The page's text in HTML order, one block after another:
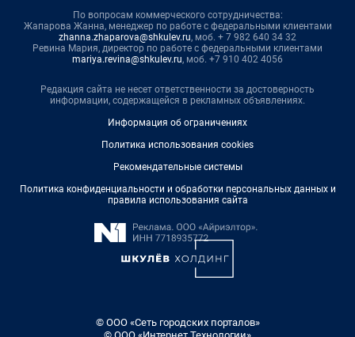
По вопросам коммерческого сотрудничества:
Жапарова Жанна, менеджер по работе с федеральными клиентами
zhanna.zhaparova@shkulev.ru, моб. + 7 982 640 34 32
Ревина Мария, директор по работе с федеральными клиентами
mariya.revina@shkulev.ru, моб. +7 910 402 4056
Редакция сайта не несет ответственности за достоверность
информации, содержащейся в рекламных объявлениях.
Информация об ограничениях
Политика использования cookies
Рекомендательные системы
Политика конфиденциальности и обработки персональных данных и
правила использования сайта
© ООО «Сеть городских порталов»